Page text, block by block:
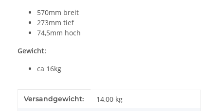
570mm breit
273mm tief
74,5mm hoch
Gewicht:
ca 16kg
Produkteigenschaft
Wert
Versandgewicht: 14,00 kg